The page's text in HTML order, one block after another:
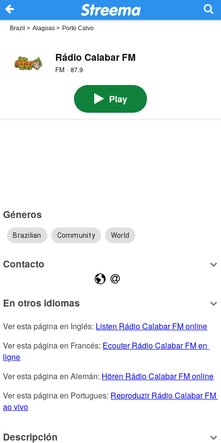
Brazil > Alagoas > Porto Calvo
Rádio Calabar FM
FM · 87.9
Play
Géneros
Brazilian Community World
Contacto
En otros idiomas
Ver esta página en Inglés: Listen Rádio Calabar FM online
Ver esta página en Francés: Ecouter Rádio Calabar FM en
ligne
Ver esta página en Alemán: Hören Rádio Calabar FM online
Ver esta página en Portugues: Reproduzir Rádio Calabar FM
ao vivo
Descripción